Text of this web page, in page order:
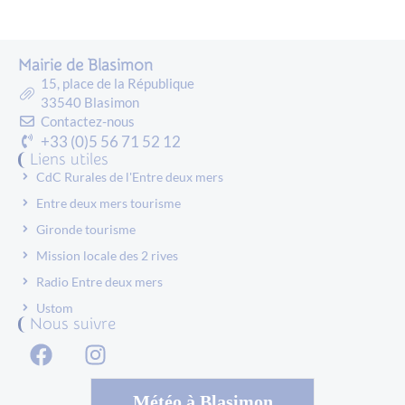
Mairie de Blasimon
15, place de la République
33540 Blasimon
Contactez-nous
+33 (0)5 56 71 52 12
Liens utiles
CdC Rurales de l'Entre deux mers
Entre deux mers tourisme
Gironde tourisme
Mission locale des 2 rives
Radio Entre deux mers
Ustom
Nous suivre